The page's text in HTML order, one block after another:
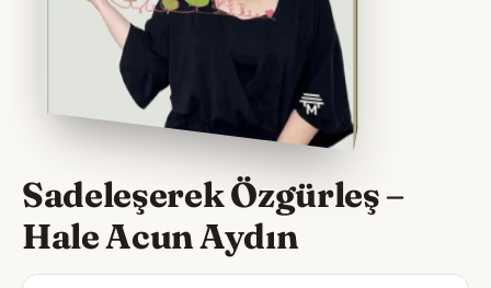
Sadeleşerek Özgürleş –
Hale Acun Aydın